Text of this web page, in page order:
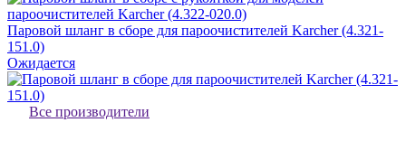
Паровой шланг в сборе для пароочистителей Karcher (4.321-
151.0)
Ожидается
Все производители